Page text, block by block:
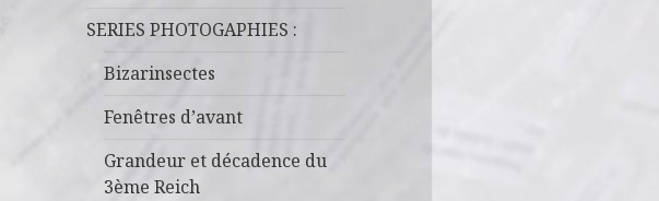
SERIES PHOTOGAPHIES :
Bizarinsectes
Fenêtres d’avant
Grandeur et décadence du
3ème Reich